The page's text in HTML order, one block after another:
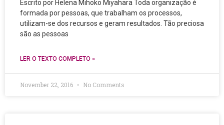
Escrito por Helena Mihoko Miyahara Toda organização é
formada por pessoas, que trabalham os processos,
utilizam-se dos recursos e geram resultados. Tão preciosa
são as pessoas
LER O TEXTO COMPLETO »
November 22, 2016 No Comments